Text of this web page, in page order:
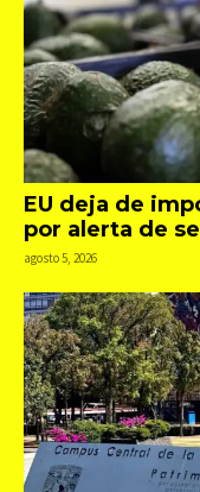
EU deja de
por alerta de
agosto 5, 2026